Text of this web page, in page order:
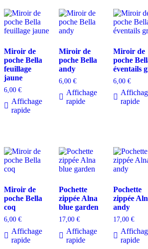
Miroir de
poche Bella
feuillage
jaune
6,00 €
Affichage
rapide
Miroir de
poche Bella
andy
6,00 €
Affichage
rapide
Miroir de
poche
éventails
6,00€
rapide
Miroir de
poche Bella
coq
6,00 €
Affichage
rapide
Pochette
zippée Alna
blue garden
17,00 €
Affichage
rapide
Pochette
zippée
andy
17,00€
rapide